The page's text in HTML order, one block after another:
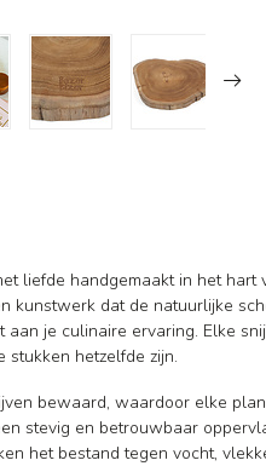
liefde handgemaakt in het hart
kunstwerk dat de natuurlijke
je culinaire ervaring. Elke
stukken hetzelfde zijn.
bewaard, waardoor elke
stevig en betrouwbaar
het bestand tegen vocht,